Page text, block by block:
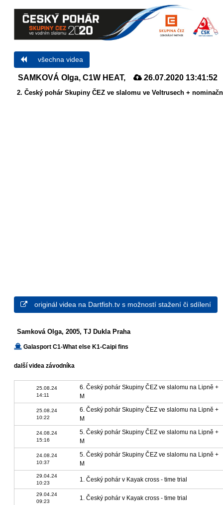
všechna videa
SAMKOVÁ Olga, C1W HEAT, 26.07.2020 13:41:52
2. Český pohár Skupiny ČEZ ve slalomu ve Veltrusech +
originál videa na Dartfish.tv s možností stažení či sdílení
Samková Olga, 2005, TJ Dukla Praha
Galasport C1-What else K1-Caipi fins
další videa závodníka
25.08.24
14:11
6. Český pohár Skupiny ČEZ ve slalomu na Lipně +
M
25.08.24
10:22
6. Český pohár Skupiny ČEZ ve slalomu na Lipně +
M
24.08.24
15:16
5. Český pohár Skupiny ČEZ ve slalomu na Lipně +
M
24.08.24
10:37
5. Český pohár Skupiny ČEZ ve slalomu na Lipně +
M
29.04.24
10:23
1. Český pohár v Kayak cross - time trial
29.04.24
09:23
1. Český pohár v Kayak cross - time trial